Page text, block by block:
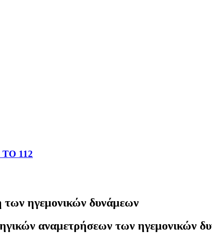
112
ηγεμονικών δυνάμεων
αναμετρήσεων των ηγεμονικών